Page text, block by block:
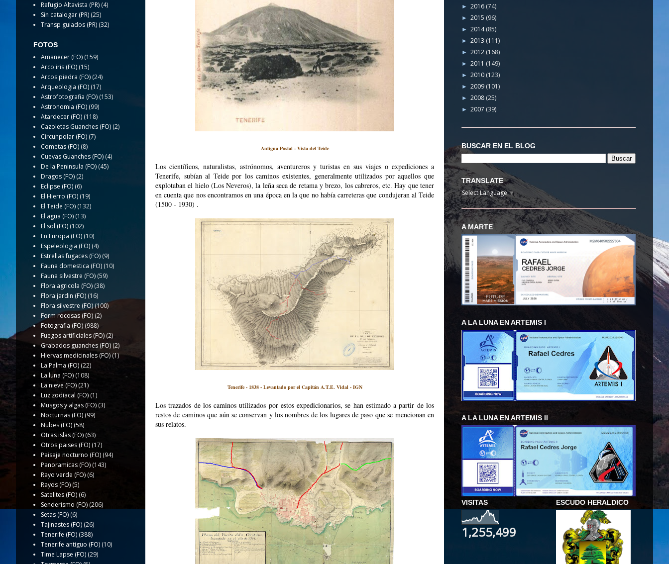
Antigua Postal - Vista del Teide
Los científicos, naturalistas, astrónomos, aventureros y turistas en sus viajes o expediciones a
Tenerife, subían al Teide por los caminos existentes, generalmente utilizados por aquellos que
explotaban el hielo (Los Neveros), la leña seca de retama y brezo, los cabreros, etc. Hay que tener
en cuenta que nos encontramos en una época en la que no había carreteras que condujeran al Teide
(1500 - 1930) .
Tenerife - 1838 - Levantado por el Capitán A.T.E. Vidal - IGN
Los trazados de los caminos utilizados por estos expedicionarios, se han estimado a partir de los
restos de caminos que aún se conservan y los nombres de los lugares de paso que se mencionan en
sus relatos.
Refugio Altavista (PR) (4)
Sin catalogar (PR) (25)
Transp guiados (PR) (32)
FOTOS
Amanecer (FO) (159)
Arco iris (FO) (15)
Arcos piedra (FO) (24)
Arqueologia (FO) (17)
Astrofotografia (FO) (153)
Astronomia (FO) (99)
Atardecer (FO) (118)
Cazoletas Guanches (FO) (2)
Circunpolar (FO) (7)
Cometas (FO) (8)
Cuevas Guanches (FO) (4)
De la Peninsula (FO) (45)
Dragos (FO) (2)
Eclipse (FO) (6)
El Hierro (FO) (19)
El Teide (FO) (132)
El agua (FO) (13)
El sol (FO) (102)
En Europa (FO) (10)
Espeleologia (FO) (4)
Estrellas fugaces (FO) (9)
Fauna domestica (FO) (10)
Fauna silvestre (FO) (59)
Flora agricola (FO) (38)
Flora jardin (FO) (16)
Flora silvestre (FO)(100)
Form rocosas (FO) (2)
Fotografia (FO) (988)
Fuegos artificiales (FO) (2)
Grabados guanches (FO) (2)
Hiervas medicinales (FO)(1)
La Palma (FO) (22)
La luna (FO) (108)
La nieve (FO) (21)
Luz zodiacal (FO) (1)
Musgos y algas (FO) (3)
Nocturnas (FO) (99)
Nubes (FO) (58)
Otras islas (FO) (63)
Otros paises (FO) (17)
Paisaje nocturno (FO) (94)
Panoramicas (FO) (143)
Rayo verde (FO) (6)
Rayos (FO) (5)
Satelites (FO) (6)
Senderismo (FO) (206)
Setas (FO) (6)
Tajinastes (FO) (26)
Tenerife (FO) (388)
Tenerife antiguo (FO) (10)
Time Lapse (FO) (29)
► 2016 (74)
► 2015 (96)
► 2014(85)
► 2013 (111)
► 2012 (168)
► 2011 (149)
► 2010 (123)
► 2009 (101)
► 2008 (25)
► 2007 (39)
BUSCAR EN EL BLOG
TRANSLATE
Select Language▼
A MARTE
A LA LUNA EN ARTEMIS I
A LA LUNA EN ARTEMIS II
VISITAS
1,255,499
ESCUDO HERALDICO